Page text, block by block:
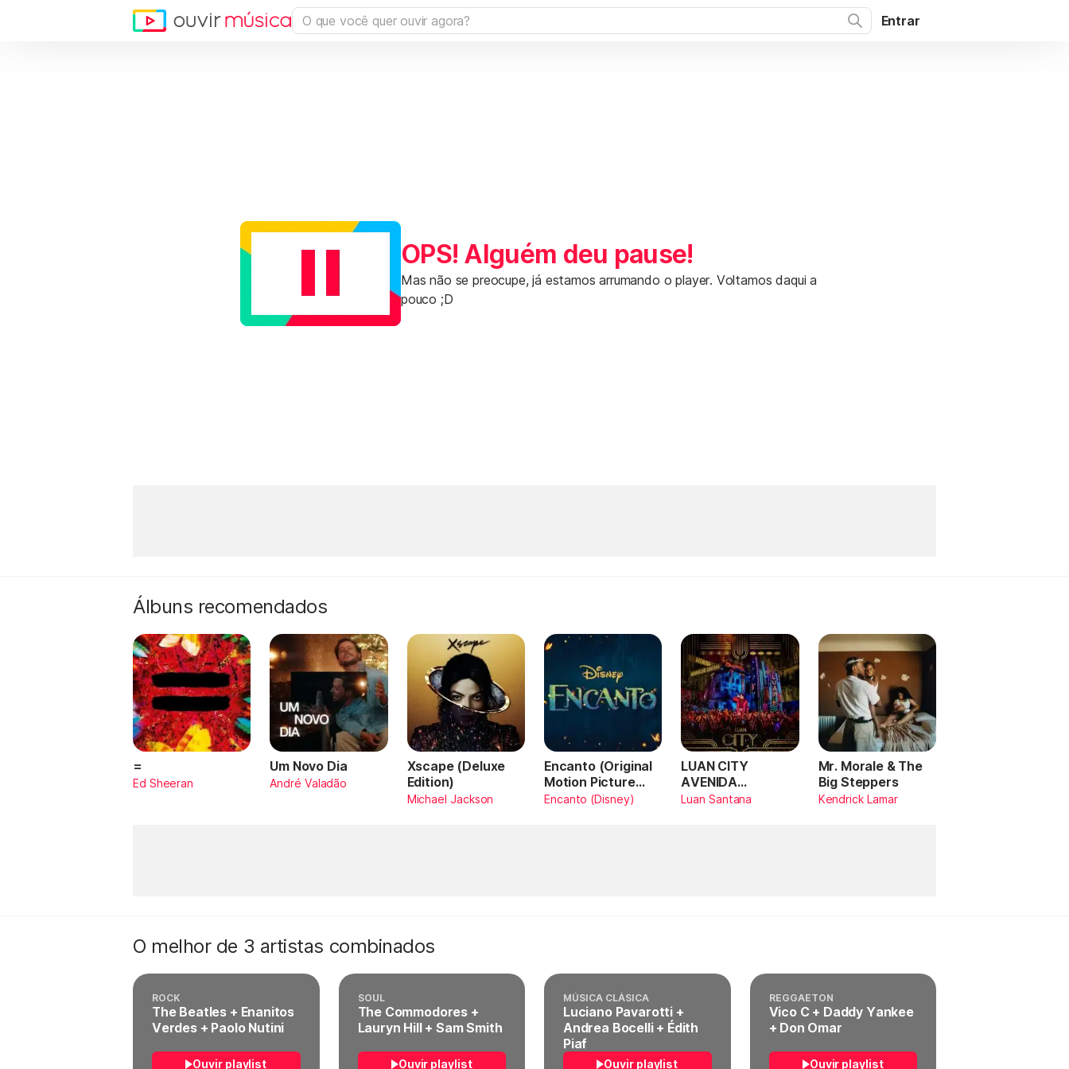
Entrar
OPS! Alguém deu pause!
Mas não se preocupe, já estamos arrumando o player. Voltamos daqui a
pouco ;D
Álbuns recomendados
=
Ed Sheeran
Um Novo Dia
André Valadão
Xscape (Deluxe
Edition)
Michael Jackson
Encanto (Original
Motion Picture
Soundtrack)
Encanto (Disney)
LUAN CITY
AVENIDA
AMARILDO
Luan Santana
Mr. Morale & The
Big Steppers
Kendrick Lamar
O melhor de 3 artistas combinados
ROCK
The Beatles + Enanitos
Verdes + Paolo Nutini
Ouvir playlist
SOUL
The Commodores +
Lauryn Hill + Sam Smith
Ouvir playlist
MÚSICA CLÁSICA
Luciano Pavarotti +
Andrea Bocelli + Édith
Piaf
Ouvir playlist
REGGAETON
Vico C + Daddy Yankee
+ Don Omar
Ouvir playlist